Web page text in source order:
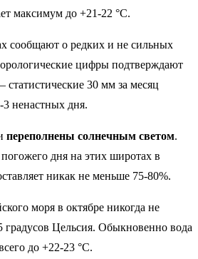
максимум до +21-22 °C.
сообщают о редких и не сильных
цифры подтверждают
30 мм за месяц
ненастных дня.
переполнены солнечным светом.
дня на этих широтах в
никак не меньше 75-80%.
моря в октябре никогда не
градусов Цельсия. Обыкновенно вода
до +22-23 °C.